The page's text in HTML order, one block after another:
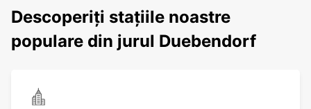
Descoperiți stațiile noastre
populare din jurul Duebendorf